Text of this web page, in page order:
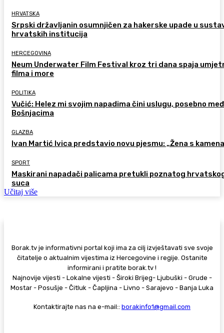
HRVATSKA
Srpski državljanin osumnjičen za hakerske upade u
hrvatskih institucija
HERCEGOVINA
Neum Underwater Film Festival kroz tri dana spaja
filma i more
POLITIKA
Vučić: Helez mi svojim napadima čini uslugu, posebno
Bošnjacima
GLAZBA
Ivan Martić Ivica predstavio novu pjesmu: „Žena s
SPORT
Maskirani napadači palicama pretukli poznatog
suca
Učitaj više
Borak.tv je informativni portal koji ima za cilj izvještavati sve svoje
čitatelje o aktualnim vijestima iz Hercegovine i regije. Ostanite
informirani i pratite borak.tv !
Najnovije vijesti - Lokalne vijesti - Široki Brijeg- Ljubuški - Grude -
Mostar - Posušje - Čitluk - Čapljina - Livno - Sarajevo - Banja Luka
Kontaktirajte nas na e-mail:: borakinfo1@gmail.com